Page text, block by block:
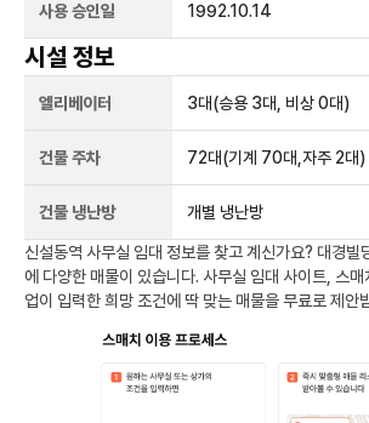
사용 승인일 1992.10.14
시설 정보
엘리베이터 3대(승용 3대, 비상 0대)
건물 주차 72대(기계 70대,자주 2대)
건물 냉난방 개별 냉난방
신설동역 사무실 임대 정보를 찾고 계신가요? 대경빌
에 다양한 매물이 있습니다. 사무실 임대 사이트, 스매
업이 입력한 희망 조건에 딱 맞는 매물을 무료로 제안